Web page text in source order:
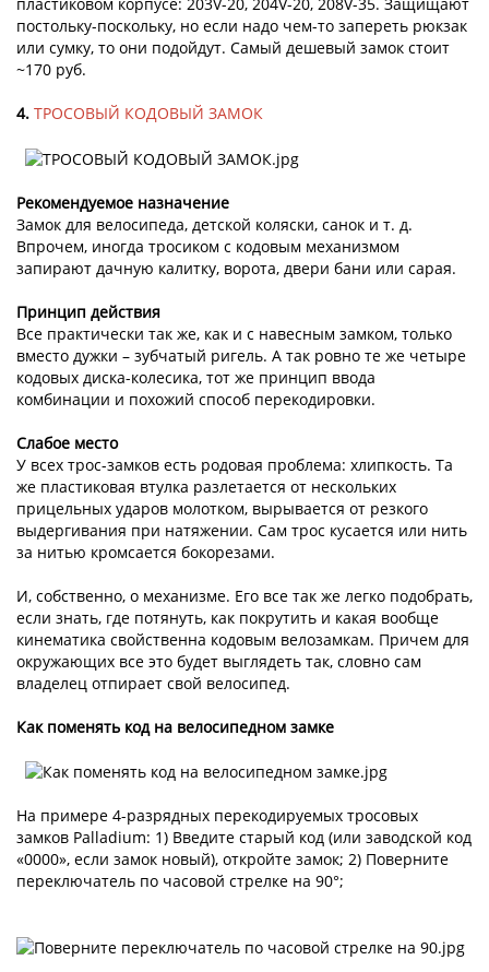
постольку-поскольку, но если надо чем-то запереть рюкзак
или сумку, то они подойдут. Самый дешевый замок стоит
~170 руб.
4. ТРОСОВЫЙ КОДОВЫЙ ЗАМОК
Рекомендуемое назначение
Замок для велосипеда, детской коляски, санок и т. д.
Впрочем, иногда тросиком с кодовым механизмом
запирают дачную калитку, ворота, двери бани или сарая.
Принцип действия
Все практически так же, как и с навесным замком, только
вместо дужки – зубчатый ригель. А так ровно те же четыре
кодовых диска-колесика, тот же принцип ввода
комбинации и похожий способ перекодировки.
Слабое место
У всех трос-замков есть родовая проблема: хлипкость. Та
же пластиковая втулка разлетается от нескольких
прицельных ударов молотком, вырывается от резкого
выдергивания при натяжении. Сам трос кусается или нить
за нитью кромсается бокорезами.
И, собственно, о механизме. Его все так же легко подобрать,
если знать, где потянуть, как покрутить и какая вообще
кинематика свойственна кодовым велозамкам. Причем для
окружающих все это будет выглядеть так, словно сам
владелец отпирает свой велосипед.
Как поменять код на велосипедном замке
На примере 4-разрядных перекодируемых тросовых
замков Palladium: 1) Введите старый код (или заводской код
«0000», если замок новый), откройте замок; 2) Поверните
переключатель по часовой стрелке на 90°;